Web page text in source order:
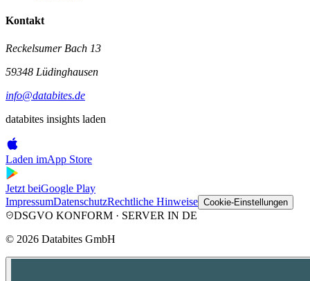
Kontakt
Reckelsumer Bach 13
59348 Lüdinghausen
info@databites.de
databites insights laden
Laden imApp Store
Jetzt beiGoogle Play
ImpressumDatenschutzRechtliche Hinweise Cookie-Einstellungen
DSGVO KONFORM · SERVER IN DE
© 2026 Databites GmbH